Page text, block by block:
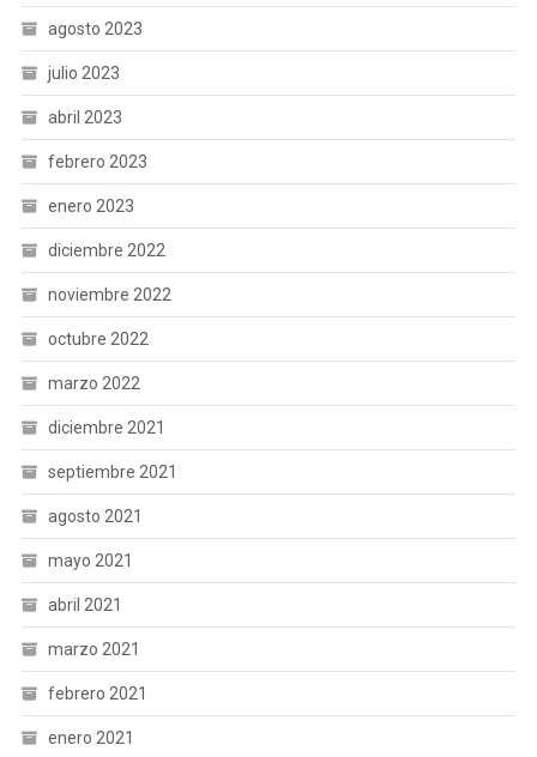
agosto 2023
julio 2023
abril 2023
febrero 2023
enero 2023
diciembre 2022
noviembre 2022
octubre 2022
marzo 2022
diciembre 2021
septiembre 2021
agosto 2021
mayo 2021
abril 2021
marzo 2021
febrero 2021
enero 2021